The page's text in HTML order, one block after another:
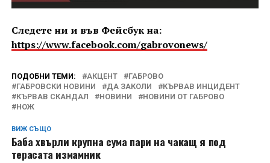
Следете ни и във Фейсбук на:
https://www.facebook.com/gabrovonews/
ПОДОБНИ ТЕМИ: АКЦЕНТ
ГАБРОВО
ГАБРОВСКИ НОВИНИ
ДА ЗАКОЛИ
КЪРВАВ ИНЦИДЕНТ
КЪРВАВ СКАНДАЛ
НОВИНИ
НОВИНИ ОТ ГАБРОВО
НОЖ
ВИЖ СЪЩО
Баба хвърли крупна сума пари на чакащ я под
терасата измамник